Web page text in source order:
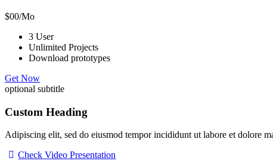
$00/Mo
3 User
Unlimited Projects
Download prototypes
Get Now
optional subtitle
Custom Heading
Adipiscing elit, sed do eiusmod tempor incididunt ut labore et dolore
Check Video Presentation